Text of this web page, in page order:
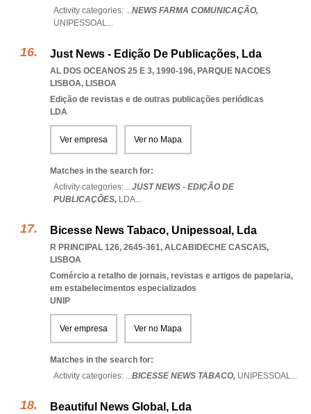
Activity categories: ...NEWS FARMA COMUNICAÇÃO,
UNIPESSOAL...
Just News - Edição De Publicações, Lda
AL DOS OCEANOS 25 E 3, 1990-196, PARQUE NACOES
LISBOA, LISBOA
Edição de revistas e de outras publicações periódicas
LDA
Ver empresa Ver no Mapa
Matches in the search for:
Activity categories: ...JUST NEWS - EDIÇÃO DE
PUBLICAÇÕES, LDA...
Bicesse News Tabaco, Unipessoal, Lda
R PRINCIPAL 126, 2645-361, ALCABIDECHE CASCAIS,
LISBOA
Comércio a retalho de jornais, revistas e artigos de papelaria,
em estabelecimentos especializados
UNIP
Ver empresa Ver no Mapa
Matches in the search for:
Activity categories: ...BICESSE NEWS TABACO, UNIPESSOAL...
Beautiful News Global, Lda